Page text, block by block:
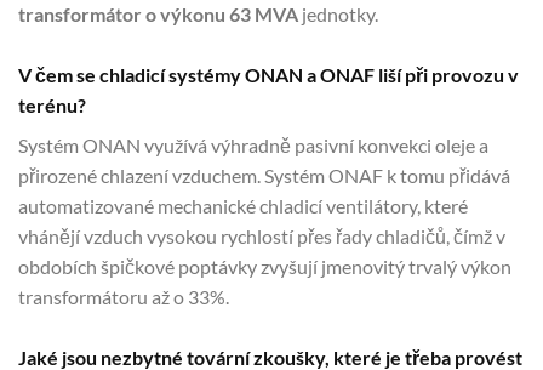
transformátor o výkonu 63 MVA jednotky.
V čem se chladicí systémy ONAN a ONAF liší při provozu v
terénu?
Systém ONAN využívá výhradně pasivní konvekci oleje a
přirozené chlazení vzduchem. Systém ONAF k tomu přidává
automatizované mechanické chladicí ventilátory, které
vhánějí vzduch vysokou rychlostí přes řady chladičů, čímž v
obdobích špičkové poptávky zvyšují jmenovitý trvalý výkon
transformátoru až o 33%.
Jaké jsou nezbytné tovární zkoušky, které je třeba provést